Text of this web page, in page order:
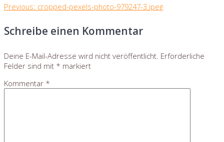
Beitragsnavigation
Previous: Previous
cropped-pexels-photo-979247-3.jpeg
Schreibe einen Kommentar
Deine E-Mail-Adresse wird nicht veröffentlicht. Erforderliche
Felder sind mit * markiert
Kommentar *